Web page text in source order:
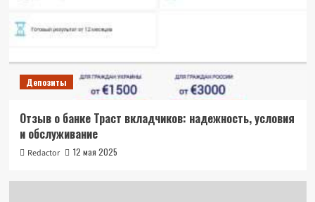
Депозиты
Отзыв о банке Траст вкладчиков: надежность, условия
и обслуживание
Redactor 12 мая 2025